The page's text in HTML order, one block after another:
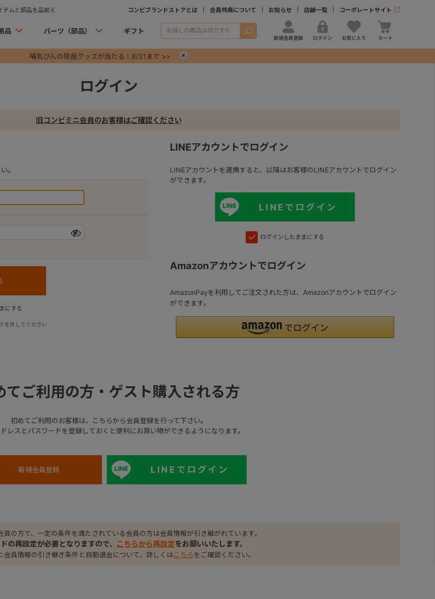
ムと部品を品揃え コンビブランドストアとは 会員特典について お知らせ 店舗一覧 コーポレートサイト
品 パーツ（部品） ギフト 検索
新規会員登録 ログイン お気に入り カート
哺乳びんの除菌グッズが当たる！8/31まで >>
ログイン
旧コンビミニ会員のお客様はご確認ください
。
にする
を外してください
LINEアカウントでログイン
LINEアカウントを連携すると、以降はお客様のLINEアカウントでログイン
ができます。
LINEでログイン
ログインしたままにする
Amazonアカウントでログイン
AmazonPayを利用してご注文された方は、Amazonアカウントでログイン
ができます。
てご利用の方・ゲスト購入される方
初めてご利用のお客様は、こちらから会員登録を行って下さい。
レスとパスワードを登録しておくと便利にお買い物ができるようになります。
LINEでログイン
員の方で、一定の条件を満たされている会員の方は会員情報が引き継がれています。
の再設定が必要となりますので、 こちらから再設定をお願いいたします。
会員情報の引き継ぎ条件と自動退会について、詳しくはこちらをご確認ください。